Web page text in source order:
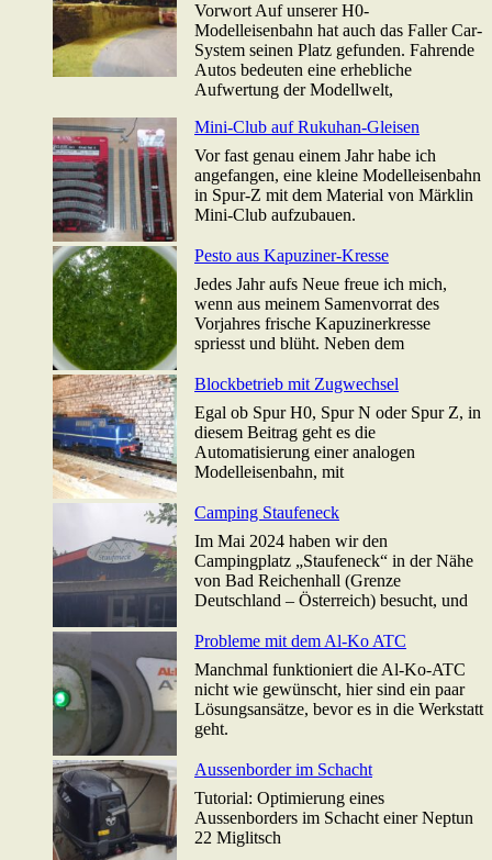
Vorwort Auf unserer H0-
Modelleisenbahn hat auch das Faller Car-
System seinen Platz gefunden. Fahrende
Autos bedeuten eine erhebliche
Aufwertung der Modellwelt,
Mini-Club auf Rukuhan-Gleisen
Vor fast genau einem Jahr habe ich
angefangen, eine kleine Modelleisenbahn
in Spur-Z mit dem Material von Märklin
Mini-Club aufzubauen.
Pesto aus Kapuziner-Kresse
Jedes Jahr aufs Neue freue ich mich,
wenn aus meinem Samenvorrat des
Vorjahres frische Kapuzinerkresse
spriesst und blüht. Neben dem
Blockbetrieb mit Zugwechsel
Egal ob Spur H0, Spur N oder Spur Z, in
diesem Beitrag geht es die
Automatisierung einer analogen
Modelleisenbahn, mit
Camping Staufeneck
Im Mai 2024 haben wir den
Campingplatz „Staufeneck“ in der Nähe
von Bad Reichenhall (Grenze
Deutschland – Österreich) besucht, und
Probleme mit dem Al-Ko ATC
Manchmal funktioniert die Al-Ko-ATC
nicht wie gewünscht, hier sind ein paar
Lösungsansätze, bevor es in die Werkstatt
geht.
Aussenborder im Schacht
Tutorial: Optimierung eines
Aussenborders im Schacht einer Neptun
22 Miglitsch